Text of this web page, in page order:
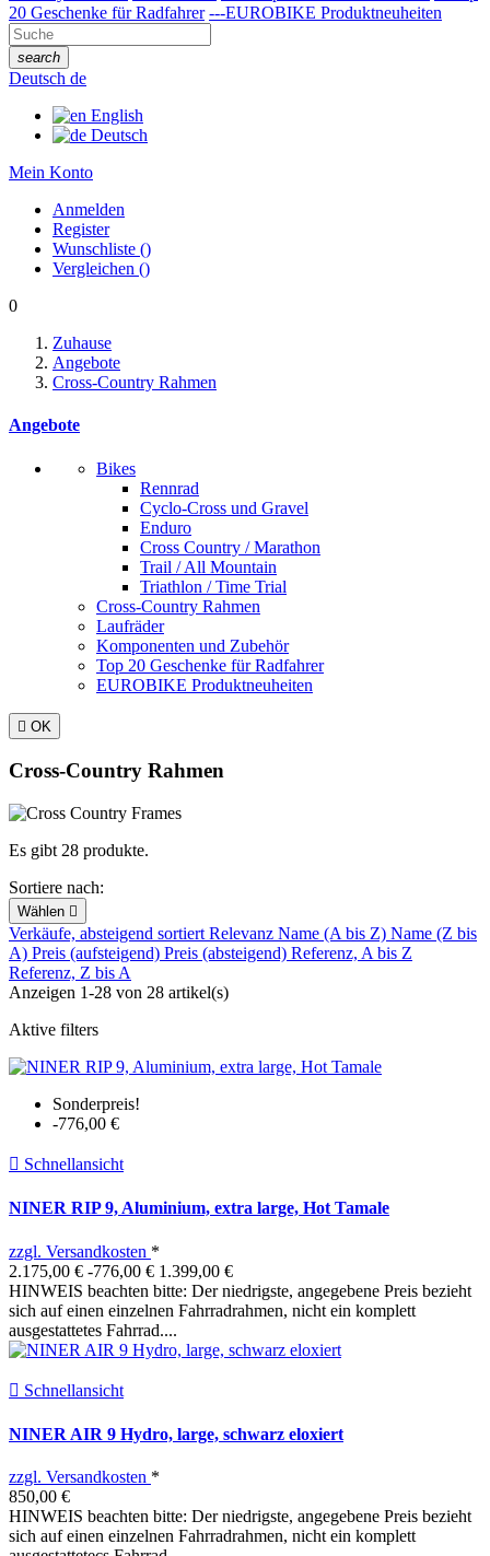
20 Geschenke für Radfahrer ---EUROBIKE Produktneuheiten
search
Deutsch de
English
Deutsch
Mein Konto
Anmelden
Register
Wunschliste ()
Vergleichen ()
0
Zuhause
Angebote
Cross-Country Rahmen
Angebote
Bikes
Rennrad
Cyclo-Cross und Gravel
Enduro
Cross Country / Marathon
Trail / All Mountain
Triathlon / Time Trial
Cross-Country Rahmen
Laufräder
Komponenten und Zubehör
Top 20 Geschenke für Radfahrer
EUROBIKE Produktneuheiten
 OK
Cross-Country Rahmen
Es gibt 28 produkte.
Sortiere nach:
Wählen 
Verkäufe, absteigend sortiert Relevanz Name (A bis Z) Name (Z bis
A) Preis (aufsteigend) Preis (absteigend) Referenz, A bis Z
Referenz, Z bis A
Anzeigen 1-28 von 28 artikel(s)
Aktive filters
Sonderpreis!
-776,00 €
 Schnellansicht
NINER RIP 9, Aluminium, extra large, Hot Tamale
zzgl. Versandkosten *
2.175,00 € -776,00 € 1.399,00 €
HINWEIS beachten bitte: Der niedrigste, angegebene Preis bezieht
sich auf einen einzelnen Fahrradrahmen, nicht ein komplett
ausgestattetes Fahrrad....
 Schnellansicht
NINER AIR 9 Hydro, large, schwarz eloxiert
zzgl. Versandkosten *
850,00 €
HINWEIS beachten bitte: Der niedrigste, angegebene Preis bezieht
sich auf einen einzelnen Fahrradrahmen, nicht ein komplett